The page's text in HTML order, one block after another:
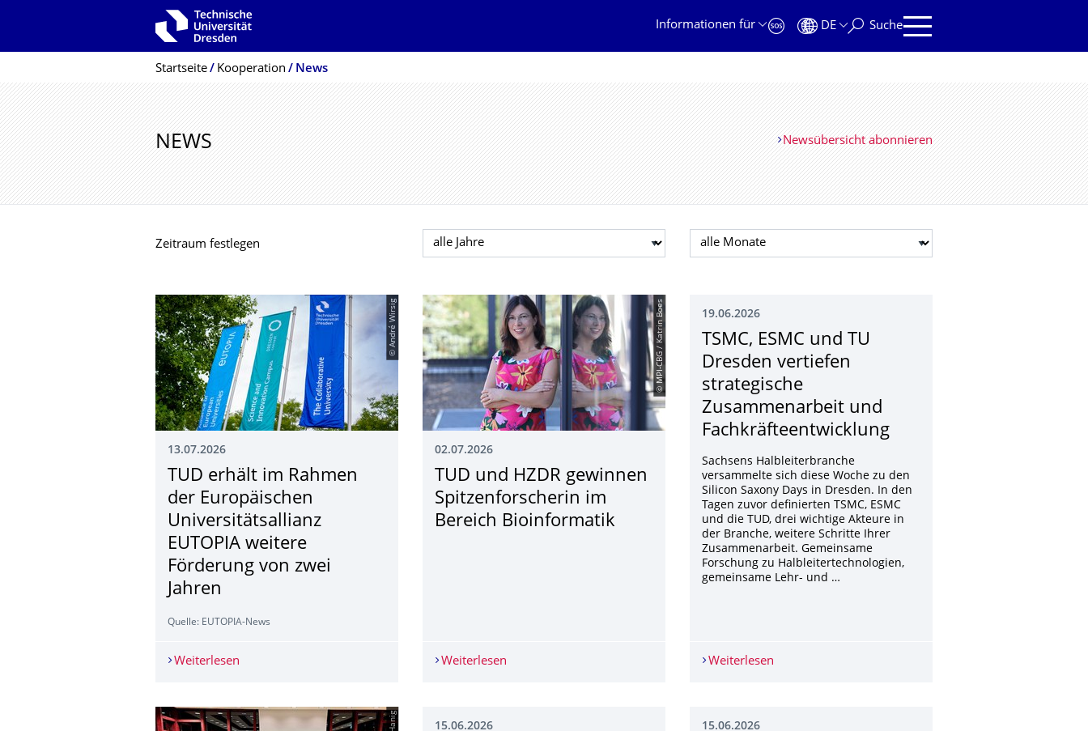
Zur Hauptnavigation springen
Informationen für
DE Suche
Breadcrumb-Menü
Startseite Kooperation News
NEWS Newsübersicht abonnieren
Zeitraum festlegen Jahr auswählen Monat auswählen
© André Wirsig
13.07.2026
TUD erhält im Rahmen
der Europäischen
Universitätsalli­anz
EUTOPIA weitere
Förderung von zwei
Jahren
Quelle: EUTOPIA-News
Weiterlesen TUD erhält im Rahmen der Europäischen Universitätsallianz EUTOPIA weitere Förderung von zwei Jahren
© MPI-CBG / Katrin Boes
02.07.2026
TUD und HZDR gewinnen
Spitzenforscherin im
Bereich Bioinformatik
Weiterlesen TUD und HZDR gewinnen Spitzenforscherin im Bereich Bioinformatik
19.06.2026
TSMC, ESMC und TU
Dresden vertiefen
strategische
Zusammenarbeit und
Fachkräfteentwick­lung
Sachsens Halbleiterbranche
versammelte sich diese Woche zu den
Silicon Saxony Days in Dresden. In den
Tagen zuvor definierten TSMC, ESMC
und die TUD, drei wichtige Akteure in
der Branche, weitere Schritte Ihrer
Zusammenarbeit. Gemeinsame
Forschung zu Halbleitertechnologien,
gemeinsame Lehr- und …
Weiterlesen
15.06.2026 15.06.2026